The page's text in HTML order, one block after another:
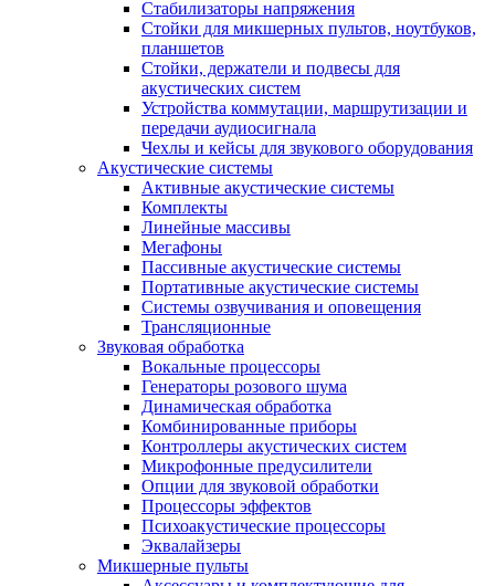
Стабилизаторы напряжения
Стойки для микшерных пультов, ноутбуков,
планшетов
Стойки, держатели и подвесы для
акустических систем
Устройства коммутации, маршрутизации и
передачи аудиосигнала
Чехлы и кейсы для звукового оборудования
Акустические системы
Активные акустические системы
Комплекты
Линейные массивы
Мегафоны
Пассивные акустические системы
Портативные акустические системы
Системы озвучивания и оповещения
Трансляционные
Звуковая обработка
Вокальные процессоры
Генераторы розового шума
Динамическая обработка
Комбинированные приборы
Контроллеры акустических систем
Микрофонные предусилители
Опции для звуковой обработки
Процессоры эффектов
Психоакустические процессоры
Эквалайзеры
Микшерные пульты